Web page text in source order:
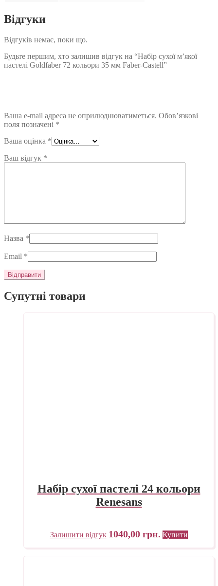
Відгуки
Відгуків немає, поки що.
Будьте першим, хто залишив відгук на “Набір сухої м’якої
пастелі Goldfaber 72 кольори 35 мм Faber-Castell”
Ваша e-mail адреса не оприлюднюватиметься. Обов’язкові
поля позначені *
Ваша оцінка *
Ваш відгук *
Назва *
Email *
Супутні товари
Набір сухої пастелі 24 кольори
Renesans
Залишити відгук 1040,00 грн. Купити